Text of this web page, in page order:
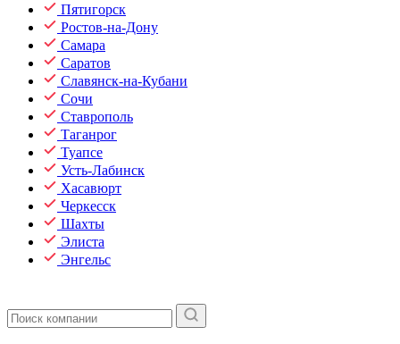
Пятигорск
Ростов-на-Дону
Самара
Саратов
Славянск-на-Кубани
Сочи
Ставрополь
Таганрог
Туапсе
Усть-Лабинск
Хасавюрт
Черкесск
Шахты
Элиста
Энгельс